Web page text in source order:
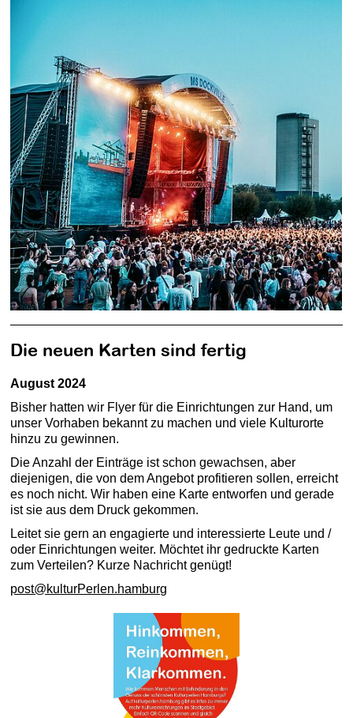
Die neuen Karten sind fertig
August 2024
Bisher hatten wir Flyer für die Einrichtungen zur Hand, um
unser Vorhaben bekannt zu machen und viele Kulturorte
hinzu zu gewinnen.
Die Anzahl der Einträge ist schon gewachsen, aber
diejenigen, die von dem Angebot profitieren sollen, erreicht
es noch nicht. Wir haben eine Karte entworfen und gerade
ist sie aus dem Druck gekommen.
Leitet sie gern an engagierte und interessierte Leute und /
oder Einrichtungen weiter. Möchtet ihr gedruckte Karten
zum Verteilen? Kurze Nachricht genügt!
post@kulturPerlen.hamburg